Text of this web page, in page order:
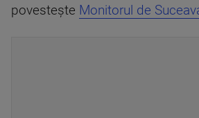
povestește Monitorul de